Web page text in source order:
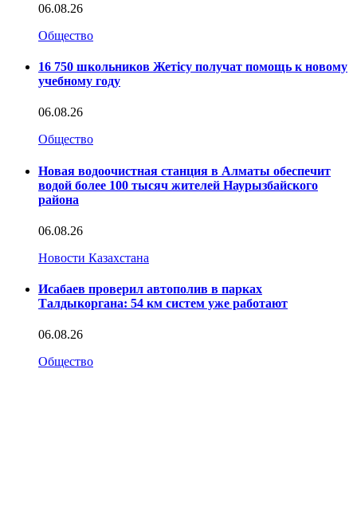
06.08.26
Общество
16 750 школьников Жетісу получат помощь к новому
учебному году
06.08.26
Общество
Новая водоочистная станция в Алматы обеспечит
водой более 100 тысяч жителей Наурызбайского
района
06.08.26
Новости Казахстана
Исабаев проверил автополив в парках
Талдыкоргана: 54 км систем уже работают
06.08.26
Общество